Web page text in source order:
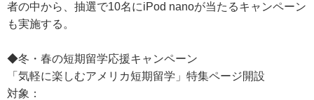
者の中から、抽選で10名にiPod nanoが当たるキャンペーン
も実施する。
◆冬・春の短期留学応援キャンペーン
「気軽に楽しむアメリカ短期留学」特集ページ開設
対象：